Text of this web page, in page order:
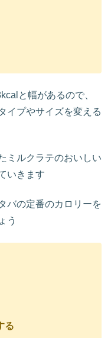
と幅があるので、
イプやサイズを変える
ミルクラテのおいしい
いきます
バの定番のカロリーを
う
る